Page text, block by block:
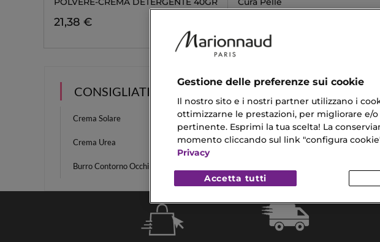
21,38 €
CONSIGLIATI PER TE
Crema Solare Crema Per Cicatrici
Crema Urea Fondotinta Minerale
Burro Contorno Occhi
Gestione delle preferenze sui cookie
Il nostro sito e i nostri partner utilizzano i
ottimizzarne le prestazioni, per migliorare e/
pertinente. Esprimi la tua scelta! La
momento cliccando sul link "configura
Privacy
Accetta tutti